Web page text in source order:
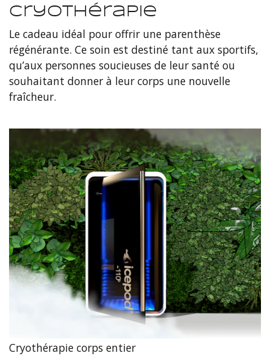
Cryothérapie
Le cadeau idéal pour offrir une parenthèse
régénérante. Ce soin est destiné tant aux sportifs,
qu’aux personnes soucieuses de leur santé ou
souhaitant donner à leur corps une nouvelle
fraîcheur.
Cryothérapie corps entier